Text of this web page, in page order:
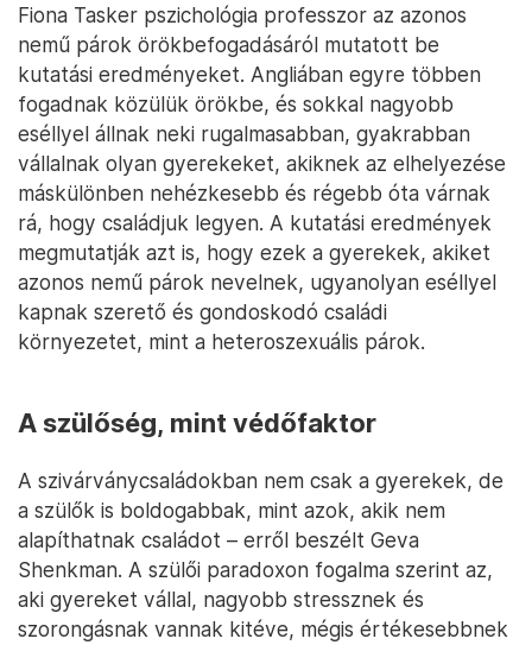
Fiona Tasker pszichológia professzor az azonos
nemű párok örökbefogadásáról mutatott be
kutatási eredményeket. Angliában egyre többen
fogadnak közülük örökbe, és sokkal nagyobb
eséllyel állnak neki rugalmasabban, gyakrabban
vállalnak olyan gyerekeket, akiknek az elhelyezése
máskülönben nehézkesebb és régebb óta várnak
rá, hogy családjuk legyen. A kutatási eredmények
megmutatják azt is, hogy ezek a gyerekek, akiket
azonos nemű párok nevelnek, ugyanolyan eséllyel
kapnak szerető és gondoskodó családi
környezetet, mint a heteroszexuális párok.
A szülőség, mint védőfaktor
A szivárványcsaládokban nem csak a gyerekek, de
a szülők is boldogabbak, mint azok, akik nem
alapíthatnak családot – erről beszélt Geva
Shenkman. A szülői paradoxon fogalma szerint az,
aki gyereket vállal, nagyobb stressznek és
szorongásnak vannak kitéve, mégis értékesebbnek